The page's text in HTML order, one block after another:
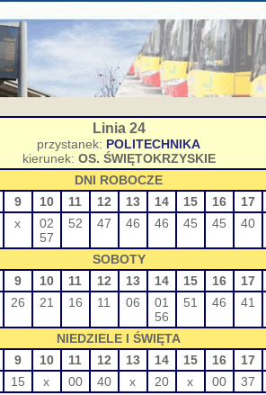
Linia 24
przystanek: POLITECHNIKA
kierunek: OS. ŚWIĘTOKRZYSKIE
DNI ROBOCZE
9 10 11 12 13 14 15 16 17
x
02
57
52 47 46 46 45 45 40
SOBOTY
9 10 11 12 13 14 15 16 17
26 21 16 11 06
01
56
51 46 41
NIEDZIELE I ŚWIĘTA
9 10 11 12 13 14 15 16 17
15 x 00 40 x 20 x 00 37